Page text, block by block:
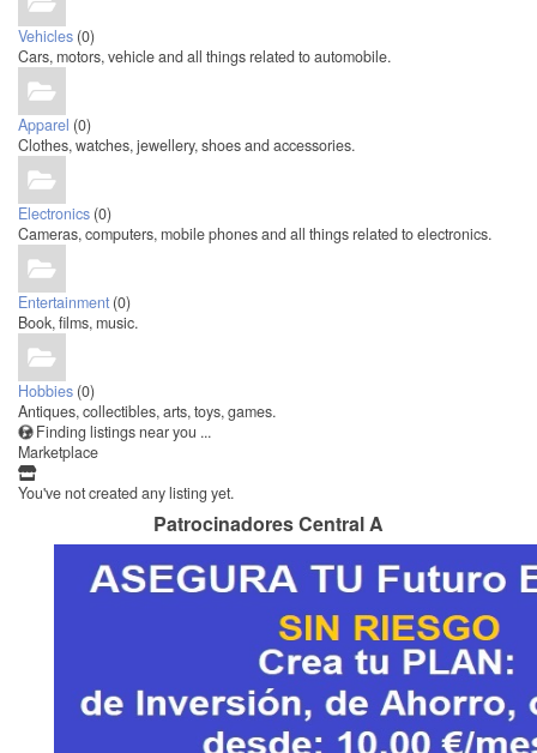
Vehicles (0)
Cars, motors, vehicle and all things related to automobile.
Apparel (0)
Clothes, watches, jewellery, shoes and accessories.
Electronics (0)
Cameras, computers, mobile phones and all things related to electronics.
Entertainment (0)
Book, films, music.
Hobbies (0)
Antiques, collectibles, arts, toys, games.
Finding listings near you ...
Marketplace
You've not created any listing yet.
Patrocinadores Central A